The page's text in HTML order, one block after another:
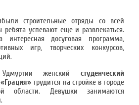
строительные отряды со всей
ребята успевают еще и развлекаться.
досуговая программа,
игр, творческих конкурсов,
женский студенческий
трудится на стройке в городе
области. Девушки занимаются